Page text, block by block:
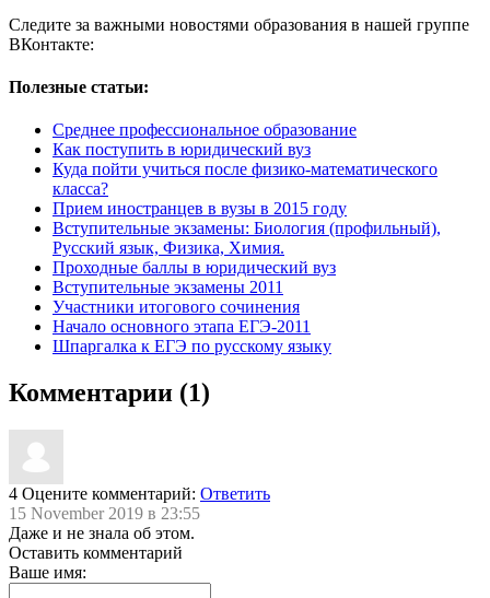
Следите за важными новостями образования в нашей группе
ВКонтакте:
Полезные статьи:
Cреднее профессиональное образование
Как поступить в юридический вуз
Куда пойти учиться после физико-математического
класса?
Прием иностранцев в вузы в 2015 году
Вступительные экзамены: Биология (профильный),
Русский язык, Физика, Химия.
Проходные баллы в юридический вуз
Вступительные экзамены 2011
Участники итогового сочинения
Начало основного этапа ЕГЭ-2011
Шпаргалка к ЕГЭ по русскому языку
Комментарии (1)
4 Оцените комментарий: Ответить
15 November 2019 в 23:55
Даже и не знала об этом.
Оставить комментарий
Ваше имя: